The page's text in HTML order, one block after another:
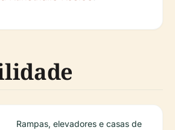
Rampas, elevadores e casas de